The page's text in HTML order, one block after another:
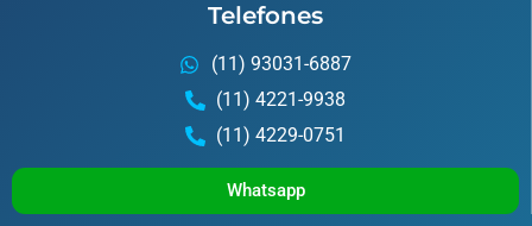
Telefones
(11) 93031-6887
(11) 4221-9938
(11) 4229-0751
Whatsapp